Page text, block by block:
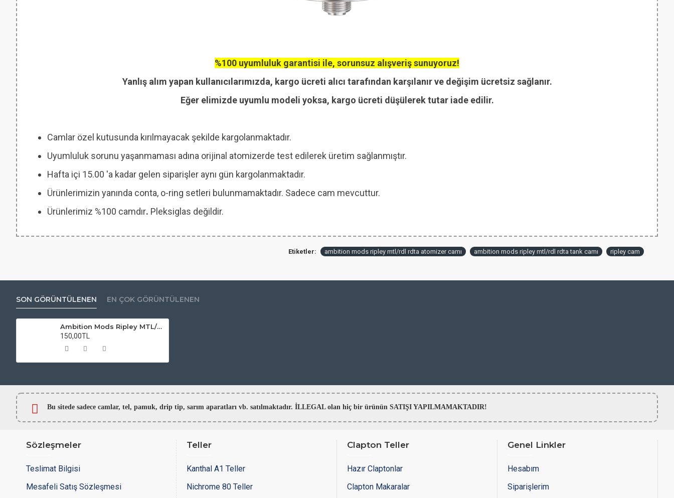
%100 uyumluluk garantisi ile, sorunsuz alışveriş sunuyoruz!
Yanlış alım yapan kullanıcılarımızda, kargo ücreti alıcı tarafından karşılanır ve değişim ücretsiz sağlanır.
Eğer elimizde uyumlu modeli yoksa, kargo ücreti düşülerek tutar iade edilir.
Camlar özel kutusunda kırılmayacak şekilde kargolanmaktadır.
Uyumluluk sorunu yaşanmaması adına orijinal atomizerde test edilerek üretim sağlanmıştır.
Hafta içi 15.00 'a kadar gelen siparişler aynı gün kargolanmaktadır.
Ürünlerimizin yanında conta, o-ring setleri bulunmamaktadır. Sadece cam mevcuttur.
Ürünlerimiz %100 camdır. Pleksiglas değildir.
Etiketler: ambition mods ripley mtl/rdl rdta atomizer camı ambition mods ripley mtl/rdl rdta tank camı ripley cam
SON GÖRÜNTÜLENEN EN ÇOK GÖRÜNTÜLENEN
Ambition Mods Ripley MTL/RDL RDTA Atomizer Camı
150,00TL
Bu sitede sadece camlar, tel, pamuk, drip tip, sarım aparatları vb. satılmaktadır. İLLEGAL olan hiç bir ürünün SATIŞI YAPILMAMAKTADIR!
Sözleşmeler
Teslimat Bilgisi
Mesafeli Satış Sözleşmesi
Teller
Kanthal A1 Teller
Nichrome 80 Teller
Clapton Teller
Hazır Claptonlar
Clapton Makaralar
Genel Linkler
Hesabım
Siparişlerim